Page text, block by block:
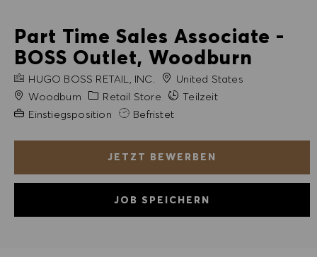
Part Time Sales Associate -
BOSS Outlet, Woodburn
FIRMENNAME
HUGO BOSS RETAIL, INC.
United States
StadtWoodburn Kategorie
Retail Store
Teilzeit
Erfahrung erforderlich
Einstiegsposition Befristet
JETZT BEWERBEN
JOB SPEICHERN